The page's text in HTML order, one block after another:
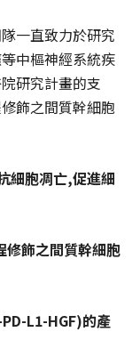
一直致力於研究
中樞神經系統疾
研究計畫的支
飾之間質幹細胞
細胞凋亡,促進細
修飾之間質幹細胞
L1-HGF)的產